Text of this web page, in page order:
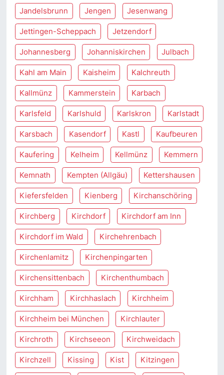
Jandelsbrunn Jengen Jesenwang
Jettingen-Scheppach Jetzendorf
Johannesberg Johanniskirchen Julbach
Kahl am Main Kaisheim Kalchreuth
Kallmünz Kammerstein Karbach
Karlsfeld Karlshuld Karlskron Karlstadt
Karsbach Kasendorf Kastl Kaufbeuren
Kaufering Kelheim Kellmünz Kemmern
Kemnath Kempten (Allgäu) Kettershausen
Kiefersfelden Kienberg Kirchanschöring
Kirchberg Kirchdorf Kirchdorf am Inn
Kirchdorf im Wald Kirchehrenbach
Kirchenlamitz Kirchenpingarten
Kirchensittenbach Kirchenthumbach
Kirchham Kirchhaslach Kirchheim
Kirchheim bei München Kirchlauter
Kirchroth Kirchseeon Kirchweidach
Kirchzell Kissing Kist Kitzingen